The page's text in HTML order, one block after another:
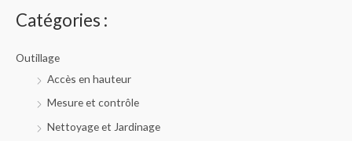
c
h
e
p
Catégories :
Outillage
Accès en hauteur
Mesure et contrôle
Nettoyage et Jardinage